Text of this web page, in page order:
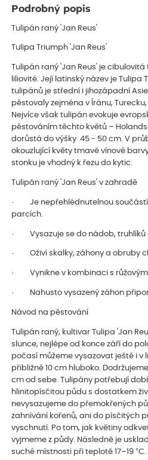
Podrobný popis
Tulipán raný 'Jan Reus'
Tulipa Triumph 'Jan Reus'
Tulipán raný 'Jan Reus' je
liliovité. Její latinský název je Tulipa
tulipánů je střední i jihozápadní
pěstovaly zejména v Íránu,
Nejvíce však tulipán evokuje
pěstováním těchto květů –
dorůstá do výšky 45 - 50 cm. V
okouzlující květy tmavě vínové
stonku je vhodný k řezu do kytic.
Tulipán raný 'Jan Reus' v zahradě
· Je nepřehlédnutelnou součástí
parcích.
· Vysazuje se do nádob, truhlíků
· Oživí skalky, záhony a obruby
· Vynikne v kombinaci s
· Nahusto vysazený záhon
Návod na pěstování
Tulipán raný, kultivar Tulipa 'Jan
slunce, nejlépe od konce září do
počasí můžeme vysazovat ještě i v
přibližně 10 cm hluboko.
cm od sebe. Tulipány potřebují
hlinitopísčitou půdu s dostatkem
nevysazujeme do přemokřených
zahnívání kořenů, ani do písčitých
vyschnutí. Po tom, jak květiny
vyjmeme z půdy. Následně je
suché místnosti při teplotě 17–19 °C.